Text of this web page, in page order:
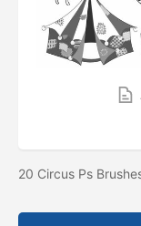
20 Circus Ps